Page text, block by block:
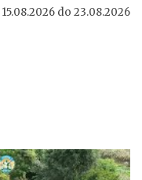
15.08.2026 do 23.08.2026